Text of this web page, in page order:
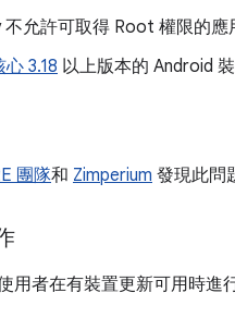
允許可取得 Root 權限的應
心 3.18 以上版本的 Android 裝
團隊和 Zimperium 發現此問
用者在有裝置更新可用時進